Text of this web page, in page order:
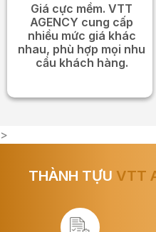
Giá cực mềm. VTT
AGENCY cung cấp
nhiều mức giá khác
nhau, phù hợp mọi nhu
cầu khách hàng.
>
THÀNH TỰU VTT